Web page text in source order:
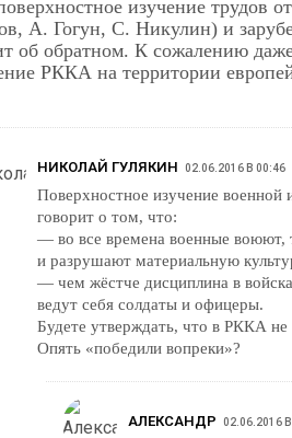
изучение трудов
А. Гогун, С. Никулин) и
об обратном. К сожалению
РККА на территории
НИКОЛАЙ ГУЛЯКИН 02.06.2016 В 00:46
Поверхностное изучение военной
говорит о том, что:
— во все времена военные воюют,
и разрушают материальную
— чем жёстче дисциплина в
ведут себя солдаты и офицеры.
Будете утверждать, что в РККА
Опять «победили вопреки»?
АЛЕКСАНДР 02.06.2016